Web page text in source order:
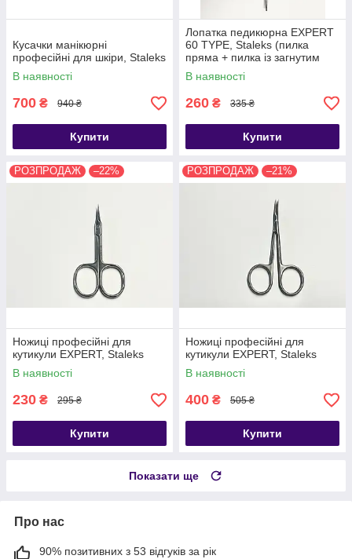
Кусачки манікюрні
професійні для шкіри, Staleks
В наявності
700 ₴ 940 ₴
Купити
Лопатка педикюрна EXPERT
60 TYPE, Staleks (пилка
пряма + пилка із загнутим
кінцем), Staleks
В наявності
260 ₴ 335 ₴
Купити
РОЗПРОДАЖ –22%
Ножиці професійні для
кутикули EXPERT, Staleks
В наявності
230 ₴ 295 ₴
Купити
РОЗПРОДАЖ –21%
Ножиці професійні для
кутикули EXPERT, Staleks
В наявності
400 ₴ 505 ₴
Купити
Показати ще
Про нас
90% позитивних з 53 відгуків за рік